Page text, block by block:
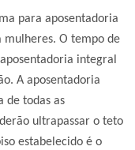
para aposentadoria
mulheres. O tempo de
integral
A aposentadoria
de todas as
ultrapassar o teto
estabelecido é o